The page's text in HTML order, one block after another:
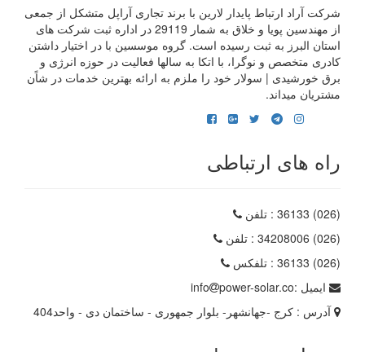
شرکت آراد ارتباط پایدار لارین با برند تجاری آراپل متشکل از جمعی
از مهندسین پویا و خلاق به شمار 29119 در اداره ثبت شرکت های
استان البرز به ثبت رسیده است. گروه موسسین با در اختیار داشتن
کادری متخصص و نوگرا، با اتکا به سالها فعالیت در حوزه انرژی و
برق خورشیدی | سولار خود را ملزم به ارائه بهترین خدمات در شاًن
مشتریان میداند.
راه های ارتباطی
(026) 36133
: تلفن
(026) 34208006
: تلفن
(026) 36133
: تلفکس
ایمیل :
info
power-solar.co
آدرس : کرج -جهانشهر- بلوار جمهوری - ساختمان دی - واحد404